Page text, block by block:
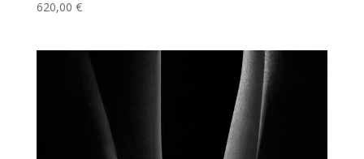
620,00 €